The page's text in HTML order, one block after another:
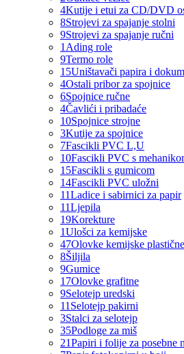
4Kutije i etui za CD/DVD
8Strojevi za spajanje stolni
9Strojevi za spajanje ručni
1 Ading role
9Termo role
15Uništavači papira i
4Ostali pribor za spojnice
6Spojnice ručne
4Čavlići i pribadaće
10Spojnice strojne
3Kutije za spojnice
7Fascikli PVC L,U
10Fascikli PVC s
15Fascikli s gumicom
14Fascikli PVC uložni
11Ladice i sabirnici za papir
11Ljepila
19Korekture
1Ulošci za kemijske
47Olovke kemijske plastične
8Šiljila
9Gumice
17Olovke grafitne
9Selotejp uredski
11 Selotejp pakirni
3Stalci za selotejp
35Podloge za miš
21Papiri i folije za posebne